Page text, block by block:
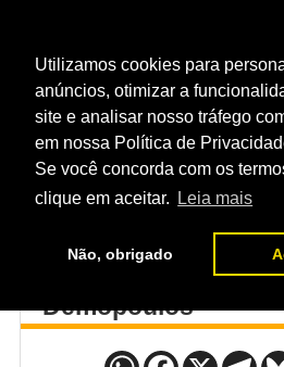
Utilizamos cookies para
anúncios, otimizar a
site e analisar nosso tráfego
em nossa Política de
Se você concorda com os
clique em aceitar.
Leia mais
Não, obrigado
NOTÍCIAS
HOME EVENTO / UFC
J.J. Aldrich x
Demopoulos